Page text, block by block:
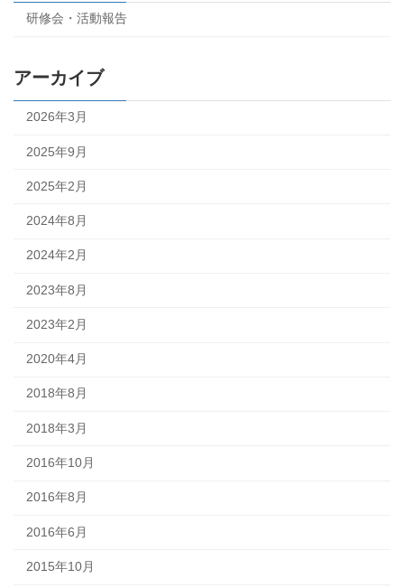
研修会・活動報告
アーカイブ
2026年3月
2025年9月
2025年2月
2024年8月
2024年2月
2023年8月
2023年2月
2020年4月
2018年8月
2018年3月
2016年10月
2016年8月
2016年6月
2015年10月